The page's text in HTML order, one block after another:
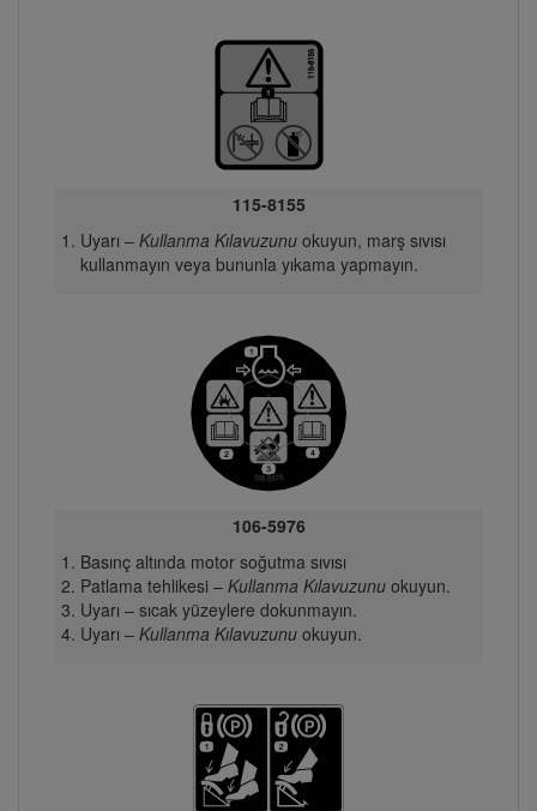
115-8155
Uyarı – Kullanma Kılavuzunuokuyun, marş sıvısı
kullanmayın veya bununla yıkama yapmayın.
106-5976
Basınç altında motor soğutma sıvısı
Patlama tehlikesi – Kullanma Kılavuzunuokuyun.
Uyarı – sıcak yüzeylere dokunmayın.
Uyarı – Kullanma Kılavuzunuokuyun.